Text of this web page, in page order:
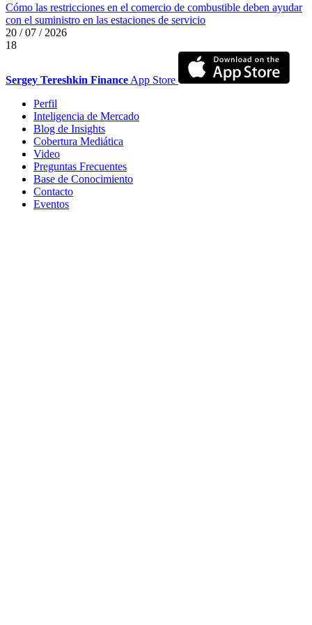
Cómo las restricciones en el comercio de combustible deben ayudar
con el suministro en las estaciones de servicio
20 / 07 / 2026
18
Sergey Tereshkin Finance App Store
Perfil
Inteligencia de Mercado
Blog de Insights
Cobertura Mediática
Video
Preguntas Frecuentes
Base de Conocimiento
Contacto
Eventos